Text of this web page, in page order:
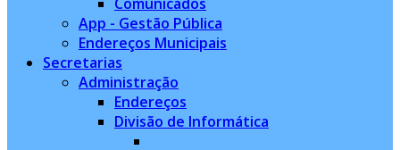
App - Gestão Pública
Endereços Municipais
Secretarias
Administração
Endereços
Divisão de Informática